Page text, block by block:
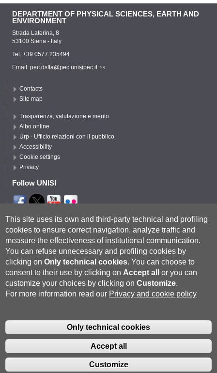
DEPARTMENT OF PHYSICAL SCIENCES, EARTH AND
ENVIRONMENT
Strada Laterina, 8
53100 Siena - Italy
Tel. +39 0577 235494
Email: pec.dsfta@pec.unisipec.it
Contacts
Site map
Trasparenza, valutazione e merito
Albo online
Urp - Ufficio relazioni con il pubblico
Accessibility
Cookie settings
Privacy
Follow UNISI
Segui DSFTA
P.IVA 00273530527 | C.F. 80002070524 |Coordinate bancarie|Caselle
Pec: Posta Elettronica Certificata|Fatturazione Elettronica
- URP - Ufficio Relazioni con il Pubblico Tel.
0577 235555 (dal lunedì al venerdì dalle 9.30 alle 10.30)
This site uses its own and third-party technical and profiling
cookies to ensure correct navigation, analyze traffic and
measure the effectiveness of institutional communication.
You can refuse unnecessary and profiling cookies by
clicking onOnly technical cookies. You can choose to
consent to their use by clicking on Accept all
or you can
customize your choices by clicking onCustomize.
For more information read our Privacy and cookie policy
Only technical cookies
Accept all
Customize